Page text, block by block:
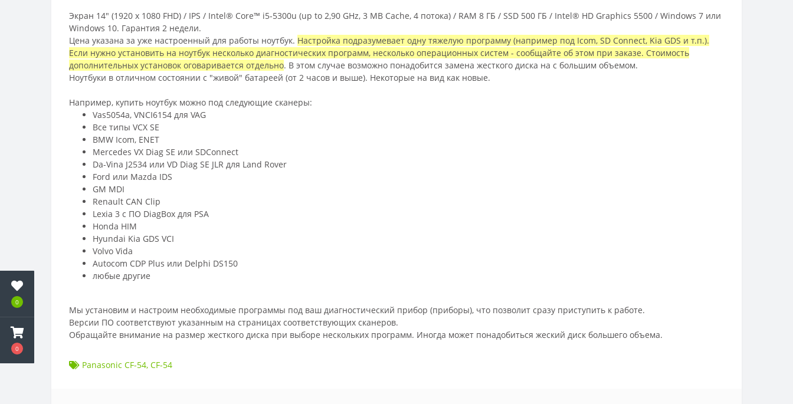
0
0
Экран 14" (1920 x 1080 FHD) / IPS / Intel® Core™ i5-5300u (up to 2,90 GHz, 3 MB Cache, 4 потока) / RAM 8 ГБ / SSD 500 ГБ / Intel® HD Graphics 5500 / Windows 7 или
Windows 10. Гарантия 2 недели.
Цена указана за уже настроенный для работы ноутбук. Настройка подразумевает одну тяжелую программу (например под Icom, SD Connect, Kia GDS и т.п.).
Если нужно установить на ноутбук несколько диагностических программ, несколько операционных систем - сообщайте об этом при заказе. Стоимость
дополнительных установок оговаривается отдельно. В этом случае возможно понадобится замена жесткого диска на с большим объемом.
Ноутбуки в отличном состоянии с "живой" батареей (от 2 часов и выше). Некоторые на вид как новые.
Например, купить ноутбук можно под следующие сканеры:
Vas5054a, VNCI6154 для VAG
Все типы VCX SE
BMW Icom, ENET
Mercedes VX Diag SE или SDConnect
Da-Vina J2534 или VD Diag SE JLR для Land Rover
Ford или Mazda IDS
GM MDI
Renault CAN Clip
Lexia 3 с ПО DiagBox для PSA
Honda HIM
Hyundai Kia GDS VCI
Volvo Vida
Autocom CDP Plus или Delphi DS150
любые другие
Мы установим и настроим необходимые программы под ваш диагностический прибор (приборы), что позволит сразу приступить к работе.
Версии ПО соответствуют указанным на страницах соответствующих сканеров.
Обращайте внимание на размер жесткого диска при выборе нескольких программ. Иногда может понадобиться жеский диск большего объема.
Panasonic CF-54, CF-54